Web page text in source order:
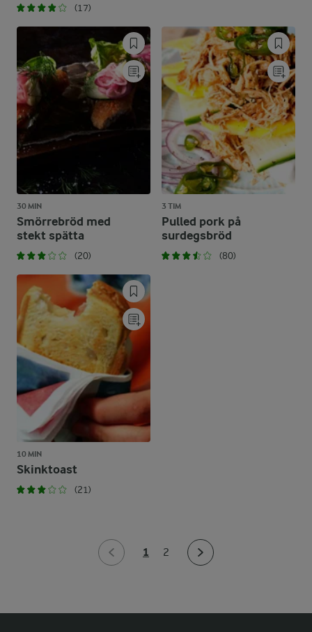
(17)
30 MIN
Smörrebröd med
stekt spätta
(20)
3 TIM
Pulled pork på
surdegsbröd
(80)
10 MIN
Skinktoast
(21)
1 2